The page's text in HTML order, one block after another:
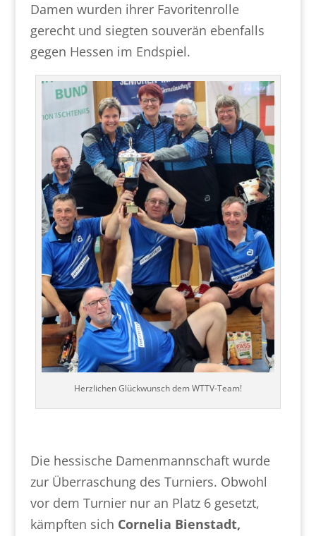
Damen wurden ihrer Favoritenrolle
gerecht und siegten souverän ebenfalls
gegen Hessen im Endspiel.
Herzlichen Glückwunsch dem WTTV-Team!
Die hessische Damenmannschaft wurde
zur Überraschung des Turniers. Obwohl
vor dem Turnier nur an Platz 6 gesetzt,
kämpften sich Cornelia Bienstadt,